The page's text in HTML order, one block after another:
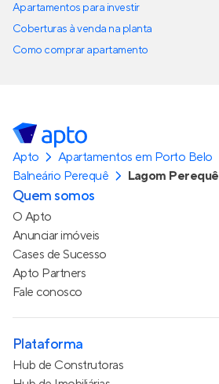
Apartamentos para investir
Coberturas à venda na planta
Como comprar apartamento
Apto
Apartamentos em Porto Belo
Balneário Perequê
Lagom Perequê
Quem somos
O Apto
Anunciar imóveis
Cases de Sucesso
Apto Partners
Fale conosco
Plataforma
Hub de Construtoras